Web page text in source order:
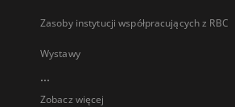
Zasoby instytucji współpracujących z RBC
Wystawy
...
Zobacz więcej